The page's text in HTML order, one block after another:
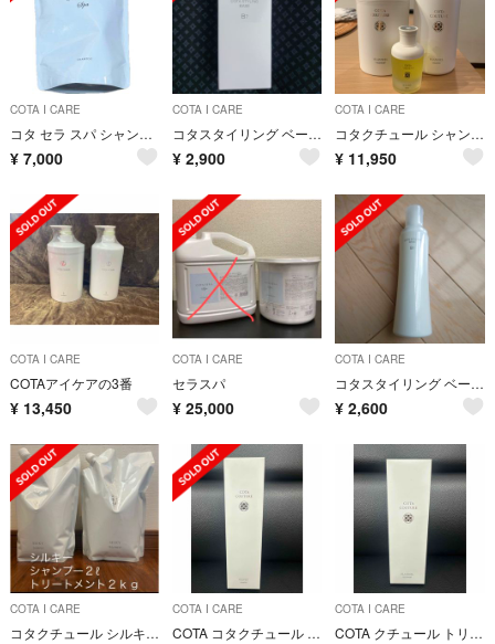
COTA I CARE
コタ セラ スパ シャンプー 750ml 詰め替え用
¥ 7,000
COTA I CARE
コタスタイリング ベース B7
¥ 2,900
COTA I CARE
コタクチュール シャンプー トリートメント フランネル 600ml
¥ 11,950
COTA I CARE
COTAアイケアの3番
¥ 13,450
COTA I CARE
セラスパ
¥ 25,000
COTA I CARE
コタスタイリング ベース b1
¥ 2,600
COTA I CARE
コタクチュール シルキー シャンプー ２ℓトリートメント２ｋｇ 詰替
COTA I CARE
COTA コタクチュール シャンプー ベルベット 300ml
COTA I CARE
COTA クチュール トリートメント シルキー 200g